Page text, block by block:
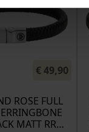
€49,90
ROSE FULL
MATT RR…